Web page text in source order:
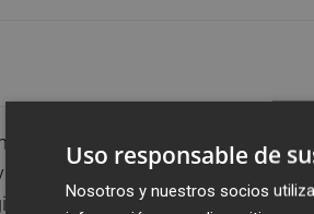
y la lucha contra el cambio
empleo y la transformación
de futuro del Consell que
Uso responsable de
Nosotros y nuestros socios